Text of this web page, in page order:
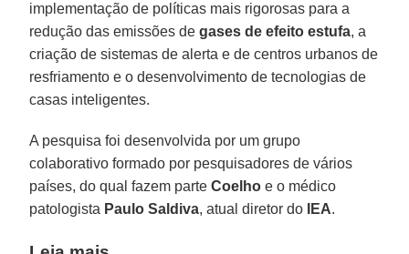
implementação de políticas mais rigorosas para a
redução das emissões degases de efeito estufa, a
criação de sistemas de alerta e de centros urbanos de
resfriamento e o desenvolvimento de tecnologias de
casas inteligentes.
A pesquisa foi desenvolvida por um grupo
colaborativo formado por pesquisadores de vários
países, do qual fazem parteCoelho e o médico
patologista Paulo Saldiva, atual diretor do IEA.